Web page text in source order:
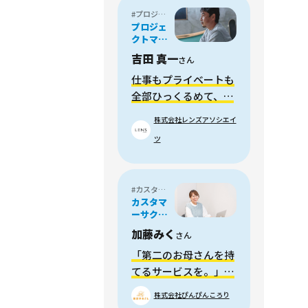
#プロジェクトマネージャー
プロジェ
クトマネ
ージャー
吉田 真一さん
仕事もプライベートも
全部ひっくるめて、い
株式会社レンズアソシエイ
ツ
#カスタマーサクセス
カスタマ
ーサクセ
ス/総務
加藤みく さん
「第二のお母さんを持
てるサービスを。」社
員番号no.1が語る"ぴ
んぴんころり"の魅力
株式会社ぴんぴんころり